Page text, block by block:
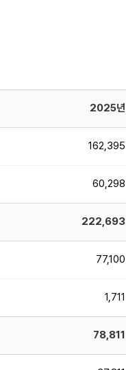
2025년
162,395
60,298
222,693
77,100
1,711
78,811